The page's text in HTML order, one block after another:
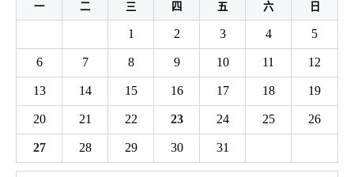
一 二 三 四 五 六 日
1 2 3 4 5
6 7 8 9 10 11 12
13 14 15 16 17 18 19
20 21 22 23 24 25 26
27 28 29 30 31